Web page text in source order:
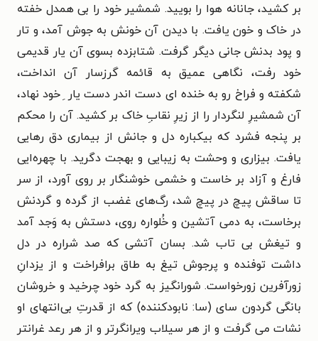
بر کشید، جانانه هوا را بویید. شمشیر خود را بی همدل خفته
در خاک و خون یافت. با دیدن آن خونش به جوش آمد، و تار
و پود بدنش جانی دیگر گرفت. شتابزده بسوی آن یار قدیمی
خود رفت، نگاهی عمیق به قائمه گرزسار آن انداخت،
شکفته و فراخ رو به خنده ای دست اندر دست یار ِ خود نهاد،
آن شمشیرِ لنگردار را از زیرِ نقابِ خاک بر کشید. آن را محکم
بر پنجه فشرد که بیکباره دل و جانش از بیماری دق رهایی
یافت. بیزاری و وحشت به زیبایی و بهجت دگرید. با چهره‌ایی
فارغ و آزاد بر خاست و خشمی خوشنگار بر روی آورد، از سر
تا ساقش پیچ در پیچ شد، رگ‌های غضب از گرده و گردنش
برخاست، به دمی آتشین و خُلواره روی، دستش به وَجد آمد
و تیغش بی تاب شد. بسان آتشی که صد شراره در دل
داشت توفنده و پرجوش تیغ به طاق برافراخت و از یزدانِ
زورآفرین زورخواست. شورانگیز به گرد خود چرخید و خروشان
بانگی گردون سای (سا: نابودکننده) که از قدرتِ بی‌انتهای او
نشات می گرفت و از هر سیلاب ویرانگرتر و از هر رعد غرانتر